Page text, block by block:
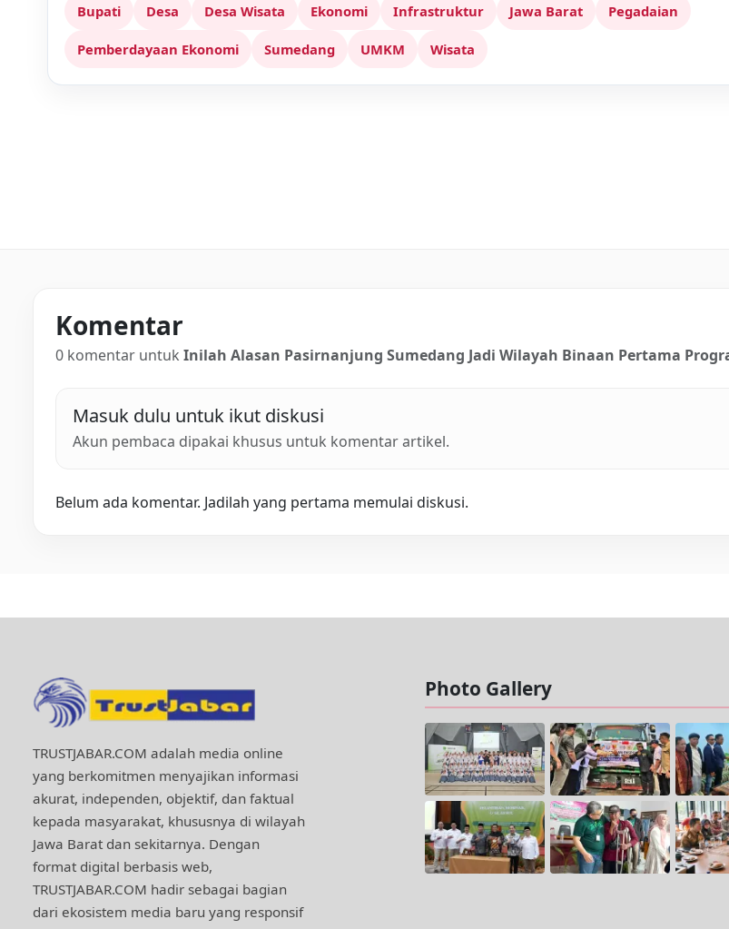
Bupati Desa Desa Wisata Ekonomi Infrastruktur Jawa Barat Pegadaian
Pemberdayaan Ekonomi Sumedang UMKM Wisata
Komentar
0 komentar untuk Inilah Alasan Pasirnanjung Sumedang Jadi Wilayah Binaan Pertama
Masuk dulu untuk ikut diskusi
Akun pembaca dipakai khusus untuk komentar artikel.
Belum ada komentar. Jadilah yang pertama memulai diskusi.
TRUSTJABAR.COM adalah media online
yang berkomitmen menyajikan informasi
akurat, independen, objektif, dan faktual
kepada masyarakat, khususnya di wilayah
Jawa Barat dan sekitarnya. Dengan
format digital berbasis web,
TRUSTJABAR.COM hadir sebagai bagian
dari ekosistem media baru yang responsif
Photo Gallery